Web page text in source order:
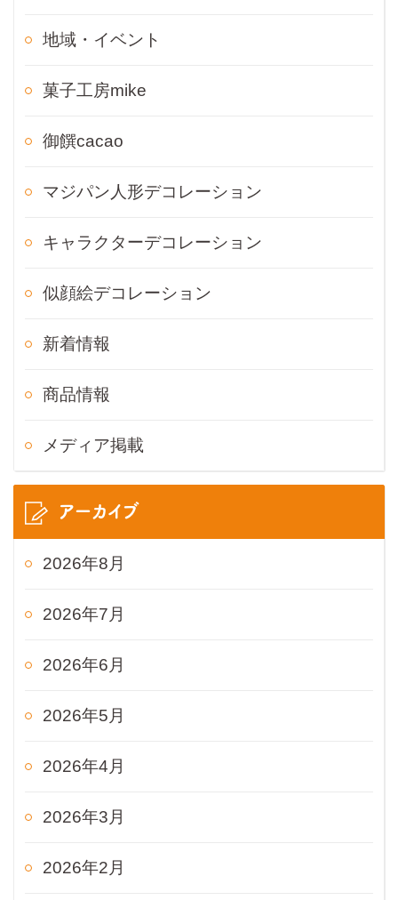
地域・イベント
菓子工房mike
御饌cacao
マジパン人形デコレーション
キャラクターデコレーション
似顔絵デコレーション
新着情報
商品情報
メディア掲載
アーカイブ
2026年8月
2026年7月
2026年6月
2026年5月
2026年4月
2026年3月
2026年2月